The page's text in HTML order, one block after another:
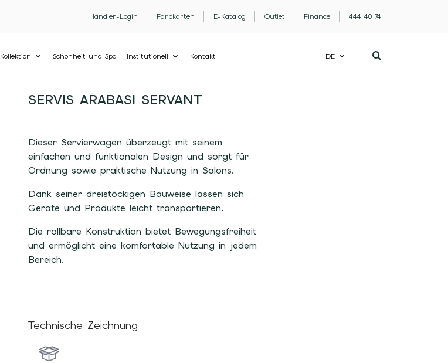
Händler-Login Farbkarten E-Katalog Outlet Finance 444 40 74
Kollektion Schönheit und Spa Institutionell Kontakt DE
SERVIS ARABASI SERVANT
Dieser Servierwagen überzeugt mit seinem
einfachen und funktionalen Design und sorgt für
Ordnung sowie praktische Nutzung in Salons.
Dank seiner dreistöckigen Bauweise lassen sich
Geräte und Produkte leicht transportieren.
Die rollbare Konstruktion bietet Bewegungsfreiheit
und ermöglicht eine komfortable Nutzung in jedem
Bereich.
Technische Zeichnung